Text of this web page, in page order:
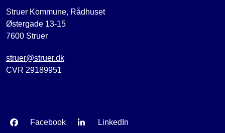
Struer Kommune, Rådhuset
Østergade 13-15
7600 Struer
struer@struer.dk
CVR 29189951
Facebook LinkedIn